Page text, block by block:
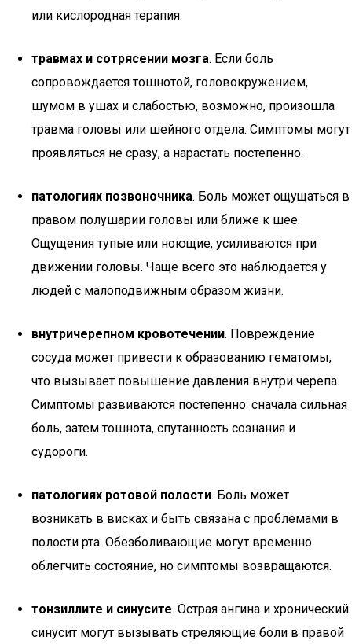
или кислородная терапия.
травмах и сотрясении мозга. Если боль
сопровождается тошнотой, головокружением,
шумом в ушах и слабостью, возможно, произошла
травма головы или шейного отдела. Симптомы могут
проявляться не сразу, а нарастать постепенно.
патологиях позвоночника. Боль может ощущаться в
правом полушарии головы или ближе к шее.
Ощущения тупые или ноющие, усиливаются при
движении головы. Чаще всего это наблюдается у
людей с малоподвижным образом жизни.
внутричерепном кровотечении. Повреждение
сосуда может привести к образованию гематомы,
что вызывает повышение давления внутри черепа.
Симптомы развиваются постепенно: сначала сильная
боль, затем тошнота, спутанность сознания и
судороги.
патологиях ротовой полости. Боль может
возникать в висках и быть связана с проблемами в
полости рта. Обезболивающие могут временно
облегчить состояние, но симптомы возвращаются.
тонзиллите и синусите. Острая ангина и хронический
синусит могут вызывать стреляющие боли в правой